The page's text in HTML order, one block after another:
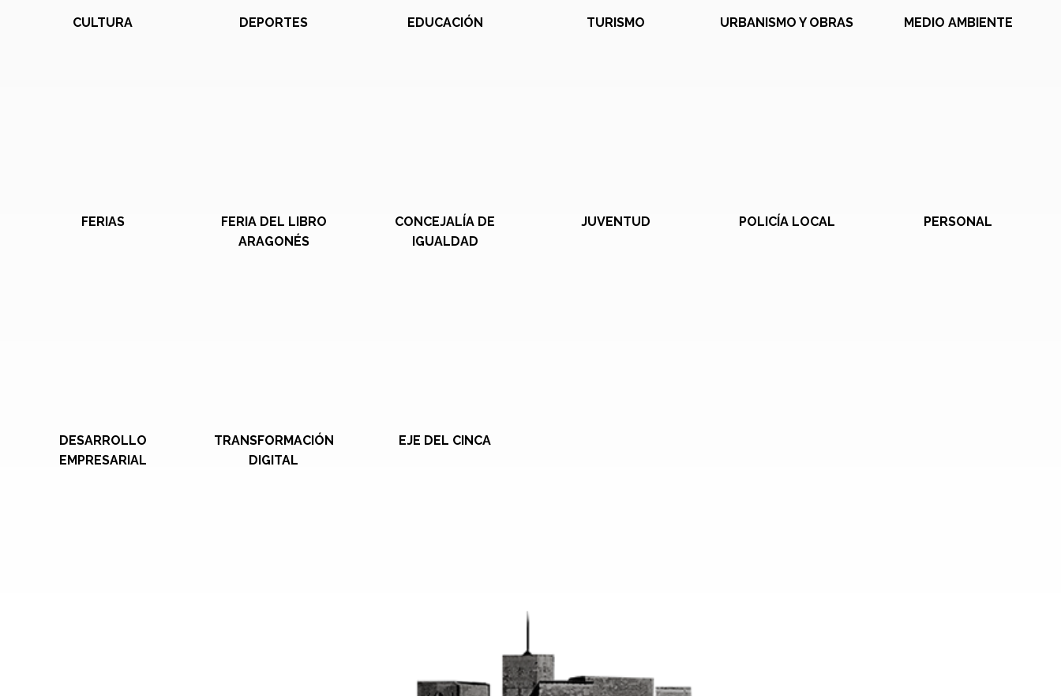
CULTURA DEPORTES EDUCACIÓN TURISMO URBANISMO Y OBRAS MEDIO AMBIENTE
FERIAS
FERIA DEL LIBRO
ARAGONÉS
CONCEJALÍA DE
IGUALDAD
JUVENTUD POLICÍA LOCAL PERSONAL
DESARROLLO
EMPRESARIAL
TRANSFORMACIÓN
DIGITAL
EJE DEL CINCA